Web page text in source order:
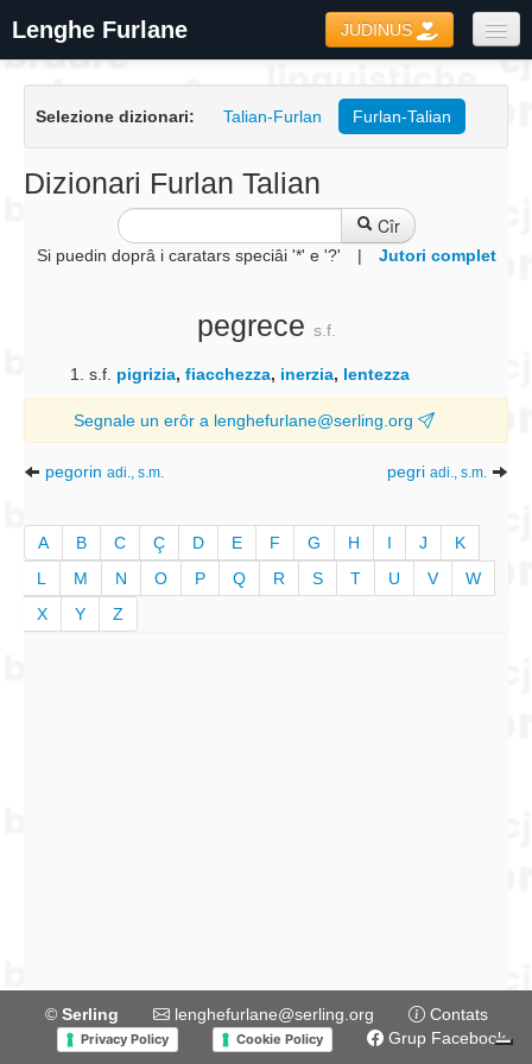
Lenghe Furlane JUDINUS
Formari
Coretôr Ortografic
Informazions
Selezione dizionari: Talian-Furlan Furlan-Talian
Dizionari Furlan Talian
Cîr
Si puedin doprâ i caratars speciâi '*' e '?' | Jutori complet
pegrece s.f.
s.f. pigrizia, fiacchezza, inerzia, lentezza
Segnale un erôr a lenghefurlane@serling.org
pegorin adi., s.m. pegri adi., s.m.
A B C Ç D E F G H I J
K
L
M N O P Q R S T U V
W
X
Y Z
© Serling lenghefurlane@serling.org Contats
Privacy Policy Cookie Policy Grup Facebook